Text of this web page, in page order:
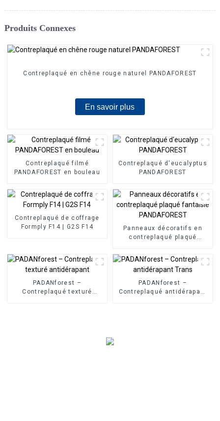
Produits Connexes
Contreplaqué en chêne rouge naturel PANDAFOREST
En savoir plus
Contreplaqué filmé
PANDAFOREST en bouleau
Contreplaqué d'eucalyptus
PANDAFOREST
Contreplaqué de coffrage
Formply F14 | G2S F14
Panneaux décoratifs en
contreplaqué plaqué
PADANforest –
Contreplaqué texturé
PADANforest –
Contreplaqué antidérapant